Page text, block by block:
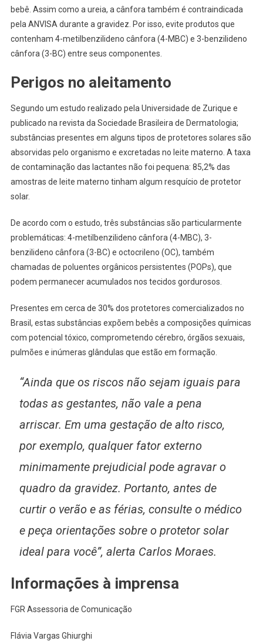
bebê. Assim como a ureia, a cânfora também é contraindicada
pela ANVISA durante a gravidez. Por isso, evite produtos que
contenham 4-metilbenzilideno cânfora (4-MBC) e 3-benzilideno
cânfora (3-BC) entre seus componentes.
Perigos no aleitamento
Segundo um estudo realizado pela Universidade de Zurique e
publicado na revista da Sociedade Brasileira de Dermatologia;
substâncias presentes em alguns tipos de protetores solares são
absorvidas pelo organismo e excretadas no leite materno. A taxa
de contaminação das lactantes não foi pequena: 85,2% das
amostras de leite materno tinham algum resquício de protetor
solar.
De acordo com o estudo, três substâncias são particularmente
problemáticas: 4-metilbenzilideno cânfora (4-MBC), 3-
benzilideno cânfora (3-BC) e octocrileno (OC), também
chamadas de poluentes orgânicos persistentes (POPs), que
podem permanecer acumulados nos tecidos gordurosos.
Presentes em cerca de 30% dos protetores comercializados no
Brasil, estas substâncias expõem bebês a composições químicas
com potencial tóxico, comprometendo cérebro, órgãos sexuais,
pulmões e inúmeras glândulas que estão em formação.
“Ainda que os riscos não sejam iguais para
todas as gestantes, não vale a pena
arriscar. Em uma gestação de alto risco,
por exemplo, qualquer fator externo
minimamente prejudicial pode agravar o
quadro da gravidez. Portanto, antes de
curtir o verão e as férias, consulte o médico
e peça orientações sobre o protetor solar
ideal para você”, alerta Carlos Moraes.
Informações à imprensa
FGR Assessoria de Comunicação
Flávia Vargas Ghiurghi